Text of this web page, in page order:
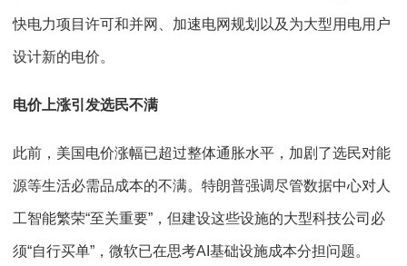
快电力项目许可和并网、加速电网规划以及为大型用电用户
设计新的电价。
电价上涨引发选民不满
此前，美国电价涨幅已超过整体通胀水平，加剧了选民对能
源等生活必需品成本的不满。特朗普强调尽管数据中心对人
工智能繁荣“至关重要”，但建设这些设施的大型科技公司必
须“自行买单”，微软已在思考AI基础设施成本分担问题。